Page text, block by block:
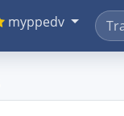
myppedv